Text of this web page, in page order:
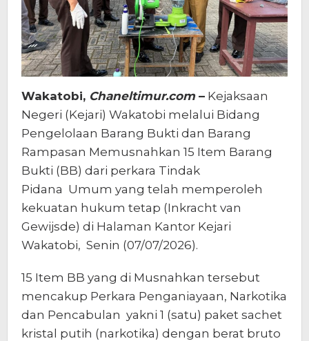
Wakatobi, Chaneltimur.com– Kejaksaan
Negeri (Kejari) Wakatobi melalui Bidang
Pengelolaan Barang Bukti dan Barang
Rampasan Memusnahkan 15 Item Barang
Bukti (BB) dari perkara Tindak
Pidana Umum yang telah memperoleh
kekuatan hukum tetap (Inkracht van
Gewijsde) di Halaman Kantor Kejari
Wakatobi, Senin (07/07/2026).
15 Item BB yang di Musnahkan tersebut
mencakup Perkara Penganiayaan, Narkotika
dan Pencabulan yakni 1 (satu) paket sachet
kristal putih (narkotika) dengan berat bruto